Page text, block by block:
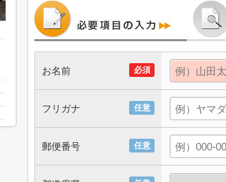
必須
お名前
任意
フリガナ
任意
郵便番号